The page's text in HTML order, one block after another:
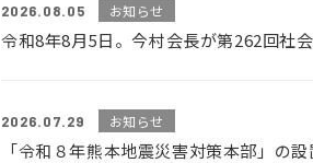
2026.08.05 お知らせ
令和8年8月5日。今村会長が第262回社
2026.07.29 お知らせ
「令和８年熊本地震災害対策本部」の